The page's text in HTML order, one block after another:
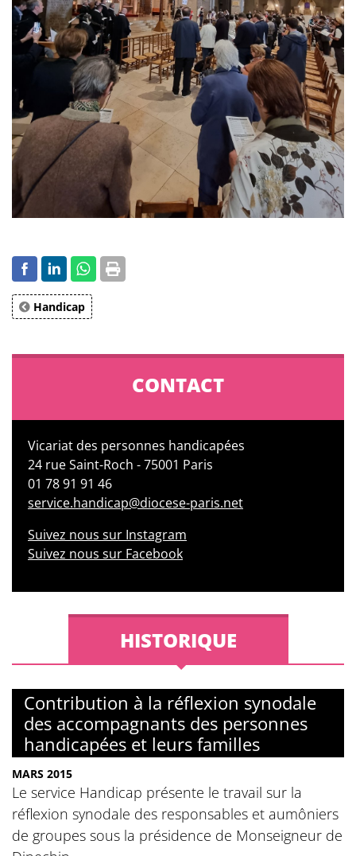
Handicap
CONTACT
Vicariat des personnes handicapées
24 rue Saint-Roch - 75001 Paris
01 78 91 91 46
service.handicap@diocese-paris.net
Suivez nous sur Instagram
Suivez nous sur Facebook
HISTORIQUE
Contribution à la réflexion synodale
des accompagnants des personnes
handicapées et leurs familles
MARS 2015
Le service Handicap présente le travail sur la
réflexion synodale des responsables et aumôniers
de groupes sous la présidence de Monseigneur de